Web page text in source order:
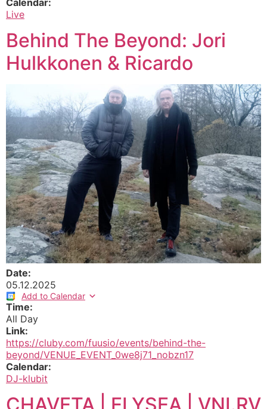
Calendar:
Live
Behind The Beyond: Jori
Hulkkonen & Ricardo
Date:
05.12.2025
Add to Calendar
Time:
All Day
Link:
https://cluby.com/fuusio/events/behind-the-
beyond/VENUE_EVENT_0we8j71_nobzn17
Calendar:
DJ-klubit